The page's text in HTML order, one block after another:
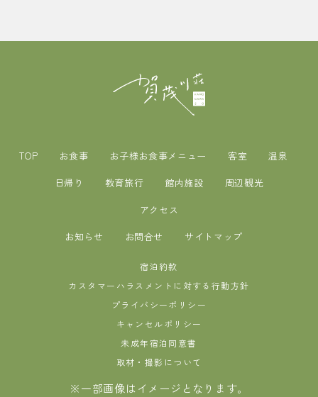
TOP お食事 お子様お食事メニュー 客室
温泉
日帰り
教育旅行 館内施設
周辺観光
アクセス
お知らせ
お問合せ サイトマップ
宿泊約款
カスタマーハラスメントに対する行動方針
プライバシーポリシー
キャンセルポリシー
未成年宿泊同意書
取材・撮影について
※一部画像はイメージとなります。